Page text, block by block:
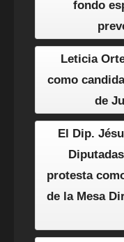
fondo
Leticia
como
de
El Dip.
protesta
de la Mesa